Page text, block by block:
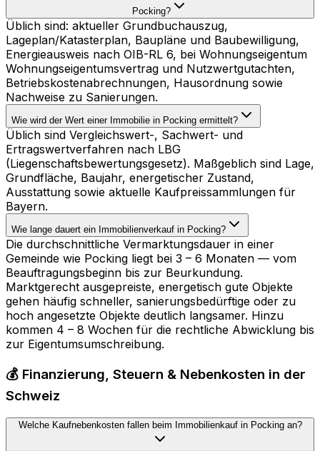
Pocking?
Üblich sind: aktueller Grundbuchauszug,
Lageplan/Katasterplan, Baupläne und Baubewilligung,
Energieausweis nach OIB-RL 6, bei Wohnungseigentum
Wohnungseigentumsvertrag und Nutzwertgutachten,
Betriebskostenabrechnungen, Hausordnung sowie
Nachweise zu Sanierungen.
Wie wird der Wert einer Immobilie in Pocking ermittelt?
Üblich sind Vergleichswert-, Sachwert- und
Ertragswertverfahren nach LBG
(Liegenschaftsbewertungsgesetz). Maßgeblich sind Lage,
Grundfläche, Baujahr, energetischer Zustand,
Ausstattung sowie aktuelle Kaufpreissammlungen für
Bayern.
Wie lange dauert ein Immobilienverkauf in Pocking?
Die durchschnittliche Vermarktungsdauer in einer
Gemeinde wie Pocking liegt bei 3 – 6 Monaten — vom
Beauftragungsbeginn bis zur Beurkundung.
Marktgerecht ausgepreiste, energetisch gute Objekte
gehen häufig schneller, sanierungsbedürftige oder zu
hoch angesetzte Objekte deutlich langsamer. Hinzu
kommen 4 – 8 Wochen für die rechtliche Abwicklung bis
zur Eigentumsumschreibung.
💰 Finanzierung, Steuern & Nebenkosten in der
Schweiz
Welche Kaufnebenkosten fallen beim Immobilienkauf in Pocking an?